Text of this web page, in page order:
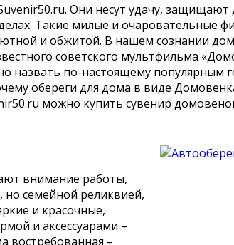
Они несут удачу, защищают
Такие милые и очаровательные
и обжитой. В нашем сознании
советского мультфильма
по-настоящему популярным
обереги для дома в виде
можно купить сувенир
внимание работы,
семейной реликвией,
и красочные,
и аксессуарами –
востребованная –